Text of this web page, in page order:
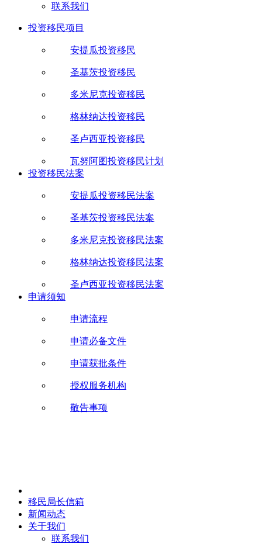
联系我们
投资移民项目
安提瓜投资移民
圣基茨投资移民
多米尼克投资移民
格林纳达投资移民
圣卢西亚投资移民
瓦努阿图投资移民计划
投资移民法案
安提瓜投资移民法案
圣基茨投资移民法案
多米尼克投资移民法案
格林纳达投资移民法案
圣卢西亚投资移民法案
申请须知
申请流程
申请必备文件
申请获批条件
授权服务机构
敬告事项
移民局长信箱
新闻动态
关于我们
联系我们